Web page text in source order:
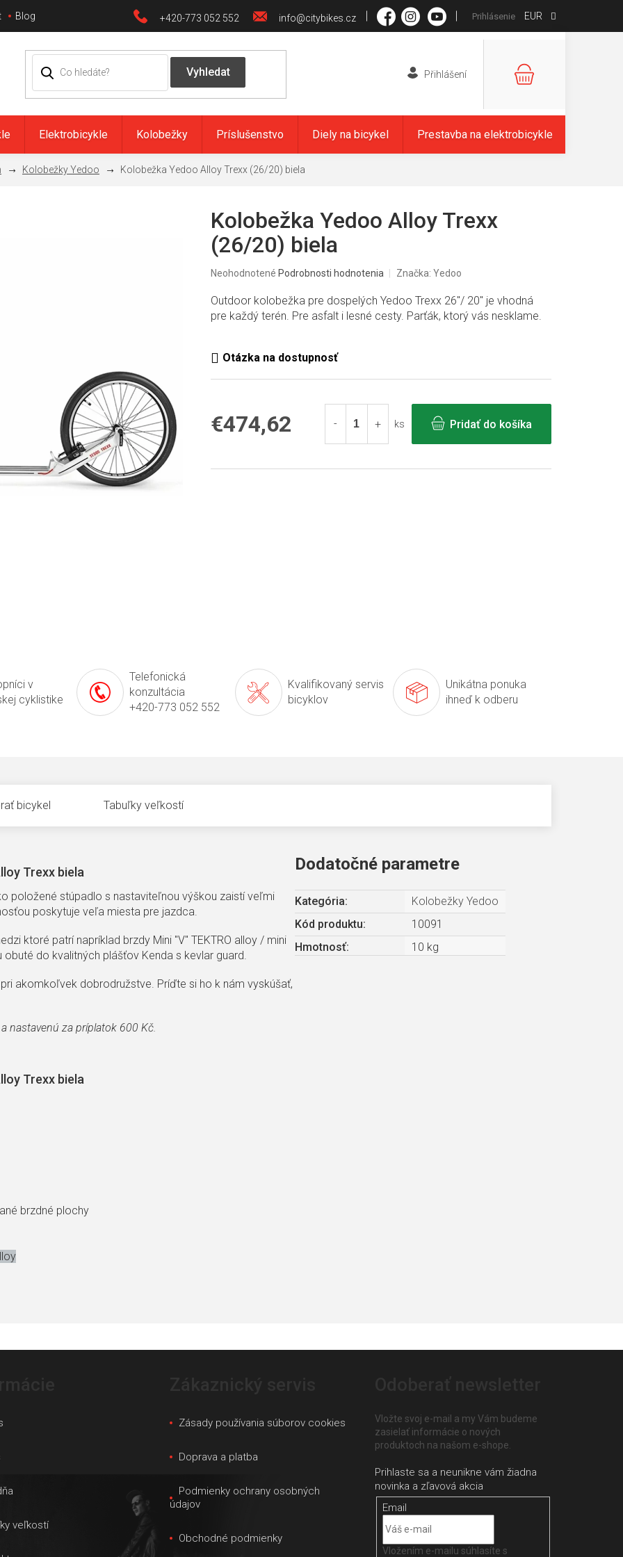
+420-773 052 552 info@citybikes.cz
Blog EUR
Prihlásenie
NÁKUPNÝ
Elektrobicykle Kolobežky Príslušenstvo Diely na bicykel Prestavba na elektrobicykle
Kolobežky Yedoo Kolobežka Yedoo Alloy Trexx (26/20) biela
Outdoor kolobežka pre dospelých Yedoo Trexx 26"/ 20" je vhodná
pre každý terén. Pre asfalt i lesné cesty. Parťák, ktorý vás nesklame.
Kolobežka Yedoo Alloy Trexx
(26/20) biela
Priemerné
produktu
je
0,0
hviezdičiek.
Neohodnotené Podrobnosti hodnotenia Značka: Yedoo
€474,62 ks Pridať do košíka
v
cyklistike
Telefonická
konzultácia
+420-773 052 552
Kvalifikovaný servis
bicyklov
Unikátna ponuka
ihneď k odberu
bicykel Tabuľky veľkostí
Trexx biela
položené stúpadlo s nastaviteľnou výškou zaistí veľmi
poskytuje veľa miesta pre jazdca.
ktoré patrí napríklad brzdy Mini "V" TEKTRO alloy / mini
do kvalitných plášťov Kenda s kevlar guard.
akomkoľvek dobrodružstve. Príďte si ho k nám vyskúšať,
nastavenú za príplatok 600 Kč.
Trexx biela
brzdné plochy
Dodatočné parametre
Kategória:
Kolobežky Yedoo
Kód produktu:
10091
Hmotnosť: 10 kg
veľkostí
Zásady používania súborov cookies
Doprava a platba
Podmienky ochrany osobných
údajov
Obchodné podmienky
Vložte svoj e-mail a my Vám budeme
zasielať informácie o nových
produktoch na našom e-shope.
Email
Vložením e-mailu súhlasíte s